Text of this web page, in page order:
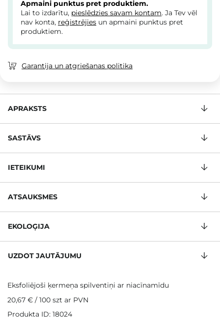
Apmaini punktus pret produktiem.
Lai to izdarītu, pieslēdzies savam kontam. Ja Tev vēl
nav konta, reģistrējies un apmaini punktus pret
produktiem.
Garantija un atgriešanas politika
APRAKSTS
SASTĀVS
IETEIKUMI
ATSAUKSMES
EKOLOĢIJA
UZDOT JAUTĀJUMU
Eksfoliējoši ķermeņa spilventiņi ar niacīnamīdu
20,67 € / 100 szt ar PVN
Produkta ID: 18024